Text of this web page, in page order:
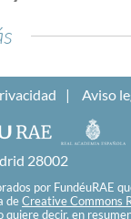
Aviso
28002
por FundéuRAE
de Creative Commons
quiere decir, en